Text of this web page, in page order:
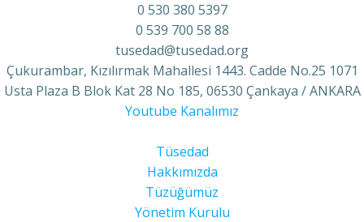
0 530 380 5397
0 539 700 58 88
tusedad@tusedad.org
Çukurambar, Kızılırmak Mahallesi 1443. Cadde No.25 1071
Usta Plaza B Blok Kat 28 No 185, 06530 Çankaya / ANKARA
Youtube Kanalımız
Tüsedad
Hakkımızda
Tüzüğümüz
Yönetim Kurulu